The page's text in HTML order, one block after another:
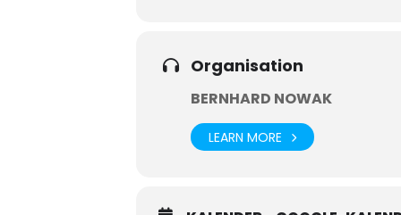
Organisation
BERNHARD NOWAK
LEARN MORE